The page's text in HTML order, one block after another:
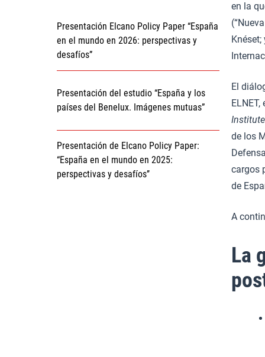
en la
El
de los
cargos
de
A
La
Presentación Elcano Policy Paper “España
en el mundo en 2026: perspectivas y
desafíos”
Presentación del estudio “España y los
países del Benelux. Imágenes mutuas”
Presentación de Elcano Policy Paper:
“España en el mundo en 2025:
perspectivas y desafíos’’